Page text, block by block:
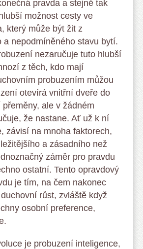
pravda a stejně tak
možnost cesty ve
který může být žit z
a nepodmíněného stavu bytí.
nezaručuje tuto hlubší
z těch, kdo mají
probuzením můžou
otevírá vnitřní dveře do
ale v žádném
že nastane. Ať už k ní
závisí na mnoha faktorech,
a zásadního než
záměr pro pravdu
ostatní. Tento opravdový
je tím, na čem nakonec
růst, zvláště když
osobní preference,
je probuzení inteligence,